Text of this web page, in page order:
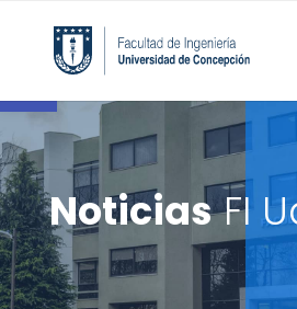
Open toolbar
NoticiasFI